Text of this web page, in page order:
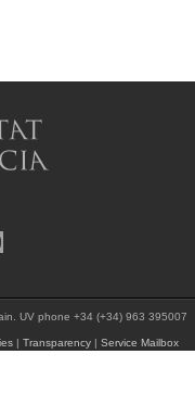
UV phone +34 (+34) 963 395007
|Transparency |Service Mailbox